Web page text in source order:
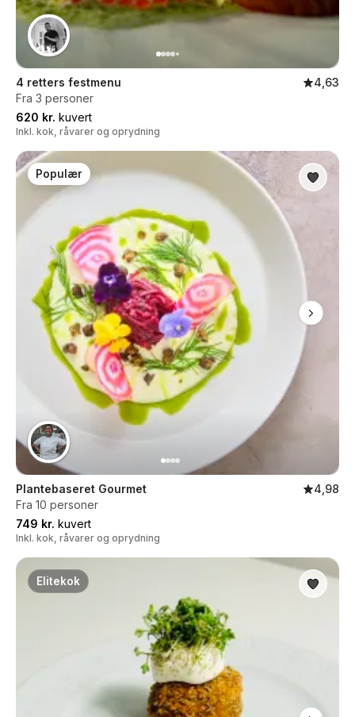
4 retters festmenu
4,63
Fra 3 personer
620 kr. kuvert
Inkl. kok, råvarer og oprydning
Populær
Plantebaseret Gourmet
4,98
Fra 10 personer
749 kr. kuvert
Inkl. kok, råvarer og oprydning
Elitekok